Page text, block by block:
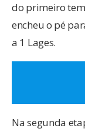
do primeiro
encheu o pé
a 1 Lages.
Na segunda